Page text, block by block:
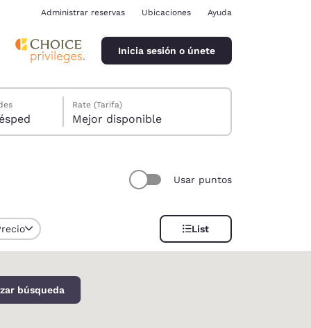
Administrar reservas Ubicaciones Ayuda
Inicia sesión o únete
1 huésped
Rate (Tarifa)
Mejor disponible
Usar puntos
List
búsqueda